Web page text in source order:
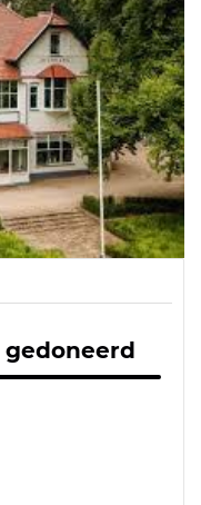
gedoneerd